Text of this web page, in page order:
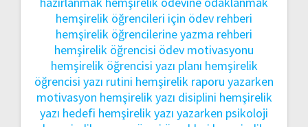
hemşirelik öğrencileri için ödev rehberi
hemşirelik öğrencilerine yazma rehberi
hemşirelik öğrencisi ödev motivasyonu
hemşirelik öğrencisi yazı planı hemşirelik
öğrencisi yazı rutini hemşirelik raporu yazarken
motivasyon hemşirelik yazı disiplini hemşirelik
yazı hedefi hemşirelik yazı yazarken psikoloji